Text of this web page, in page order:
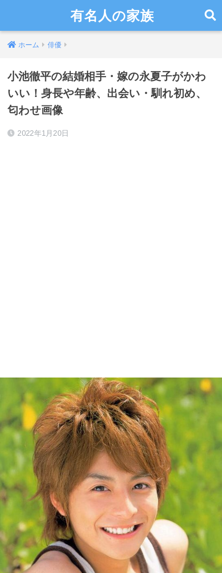
有名人の家族
ホーム 俳優
小池徹平の結婚相手・嫁の永夏子がかわ
いい！身長や年齢、出会い・馴れ初め、
匂わせ画像
2022年1月20日